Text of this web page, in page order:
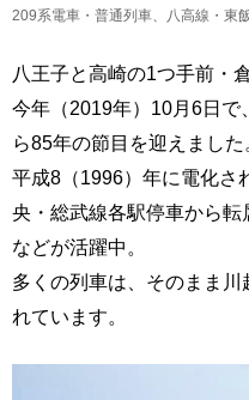
209系電車・普通列車、八高線・東
八王子と高崎の1つ手前・
今年（2019年）10月6日
ら85年の節目を迎えました
平成8（1996）年に電化さ
央・総武線各駅停車から
などが活躍中。
多くの列車は、そのまま
れています。